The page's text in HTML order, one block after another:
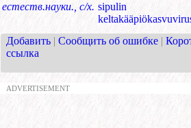
естеств.науки., с/х. sipulin
Добавить | Сообщить об ошибке |
ссылка
ADVERTISEMENT